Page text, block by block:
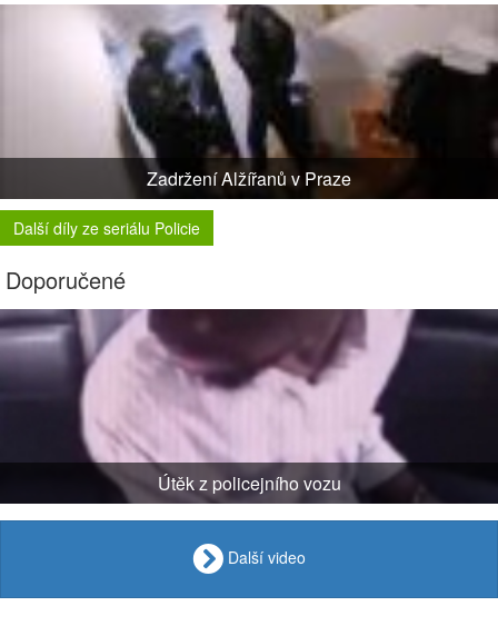
Zadržení Alžířanů v Praze
Další díly ze seriálu Policie
Doporučené
Útěk z policejního vozu
Další video